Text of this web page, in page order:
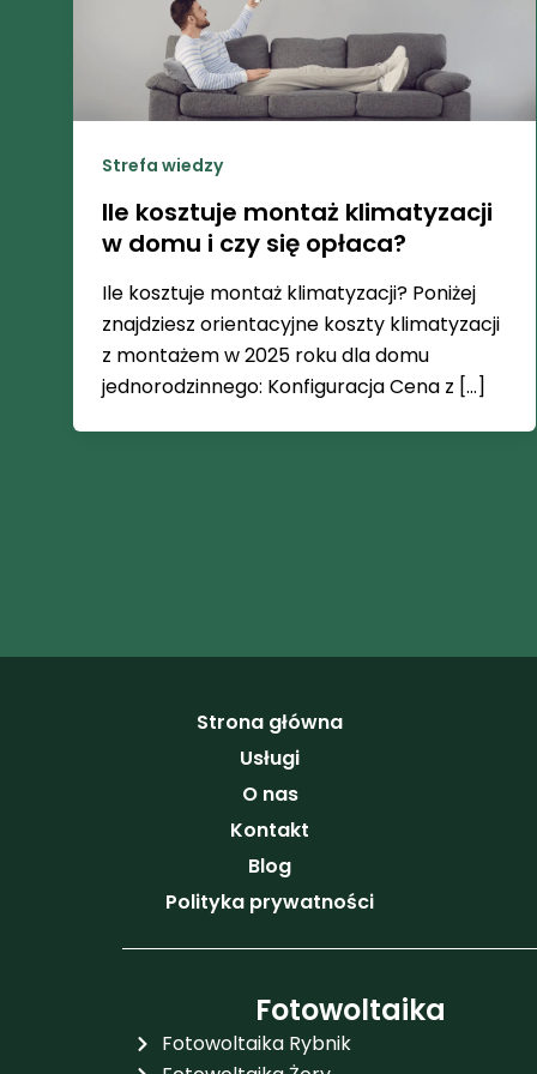
Strefa wiedzy
Ile kosztuje montaż klimatyzacji
w domu i czy się opłaca?
Ile kosztuje montaż klimatyzacji? Poniżej
znajdziesz orientacyjne koszty klimatyzacji
z montażem w 2025 roku dla domu
jednorodzinnego: Konfiguracja Cena z […]
Strona główna
Usługi
O nas
Kontakt
Blog
Polityka prywatności
Fotowoltaika
Fotowoltaika Rybnik